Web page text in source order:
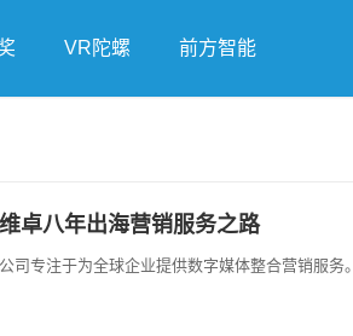
VR陀螺 前方智能
卓八年出海营销服务之路
司专注于为全球企业提供数字媒体整合营销服务。